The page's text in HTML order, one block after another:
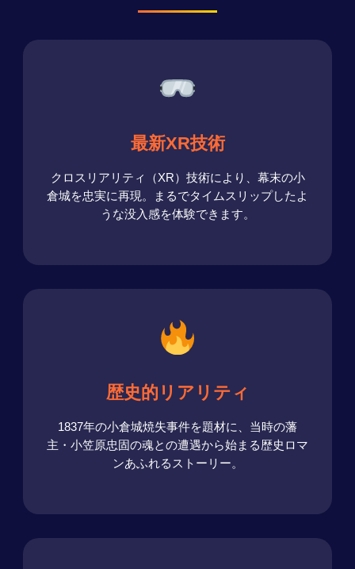
最新XR技術
クロスリアリティ（XR）技術により、幕末の小
倉城を忠実に再現。まるでタイムスリップしたよ
うな没入感を体験できます。
歴史的リアリティ
1837年の小倉城焼失事件を題材に、当時の藩
主・小笠原忠固の魂との遭遇から始まる歴史ロマ
ンあふれるストーリー。